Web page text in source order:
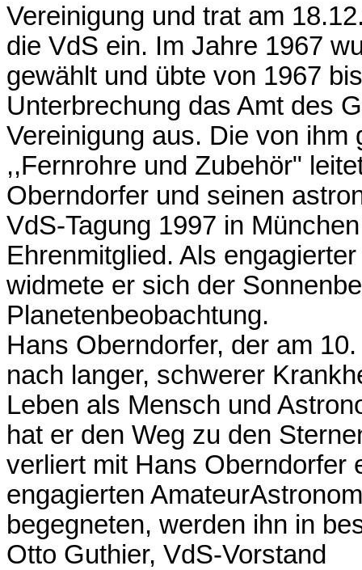
Vereinigung und trat am
die VdS ein. Im Jahre 1967
gewählt und übte von 1967
Unterbrechung das Amt des
Vereinigung aus. Die von
,,Fernrohre und Zubehör"
Oberndorfer und seinen
VdS-Tagung 1997 in
Ehrenmitglied. Als
widmete er sich der
Planetenbeobachtung.
Hans Oberndorfer, der am
nach langer, schwerer
Leben als Mensch und
hat er den Weg zu den
verliert mit Hans Oberndorfer
engagierten
begegneten, werden ihn in
Otto Guthier, VdS-Vorstand